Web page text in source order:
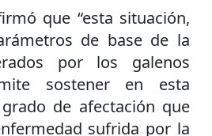
que “esta situación,
de base de la
por los galenos
sostener en esta
de afectación que
sufrida por la